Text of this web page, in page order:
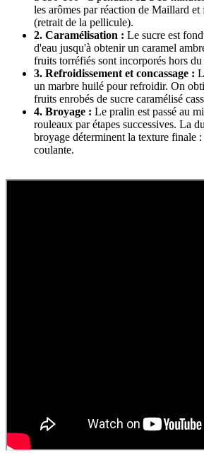
les arômes par réaction de Maillard
(retrait de la pellicule).
2. Caramélisation : Le sucre est
d'eau jusqu'à obtenir un caramel
fruits torréfiés sont incorporés hors
3. Refroidissement et concassage :
un marbre huilé pour refroidir. On
fruits enrobés de sucre caramélisé
4. Broyage : Le pralin est passé au
rouleaux par étapes successives. La
broyage déterminent la texture finale :
coulante.